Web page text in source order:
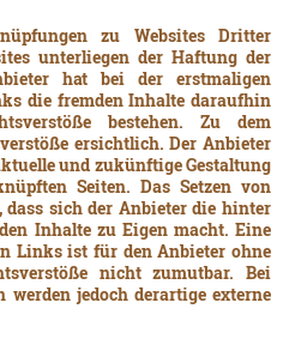
zu Websites Dritter
unterliegen der Haftung der
hat bei der erstmaligen
die fremden Inhalte daraufhin
bestehen. Zu dem
ersichtlich. Der Anbieter
und zukünftige Gestaltung
Seiten. Das Setzen von
sich der Anbieter die hinter
Inhalte zu Eigen macht. Eine
Links ist für den Anbieter ohne
nicht zumutbar. Bei
werden jedoch derartige externe